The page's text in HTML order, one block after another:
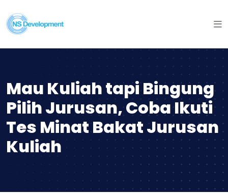
Mau Kuliah tapi Bingung
Pilih Jurusan, Coba Ikuti
Tes Minat Bakat Jurusan
Kuliah